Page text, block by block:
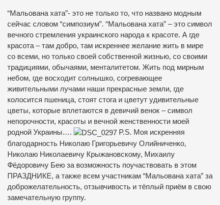
“Мальована хата”- это не только то, что названо модным
сейчас словом “симпозиум”. “Мальована хата” – это символ
вечного стремления украинского народа к красоте. А где
красота – там добро, там искреннее желание жить в мире
со всеми, но только своей собственной жизнью, со своими
традициями, обычаями, менталитетом. Жить под мирным
небом, где восходит солнышко, согревающее
живительными лучами наши прекрасные земли, где
колосится пшеница, стоят стога и цветут удивительные
цветы, которые вплетаются в девичий венок – символ
непорочности, красоты и вечной женственности моей
родной Украины….
P.S. Моя искренняя
благодарность Николаю Григорьевичу Олийниченко,
Николаю Николаевичу Крыжановскому, Михаилу
Фёдоровичу Бею за возможность поучаствовать в этом
ПРАЗДНИКЕ, а также всем участникам “Мальована хата” за
доброжелательность, отзывчивость и тёплый приём в свою
замечательную группу.